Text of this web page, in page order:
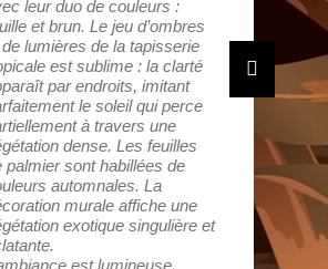
leur duo de couleurs :
et brun. Le jeu d’ombres
lumières de la tapisserie
est sublime : la clarté
par endroits, imitant
le soleil qui perce
à travers une
dense. Les feuilles
palmier sont habillées de
automnales. La
murale affiche une
exotique singulière et
est lumineuse,